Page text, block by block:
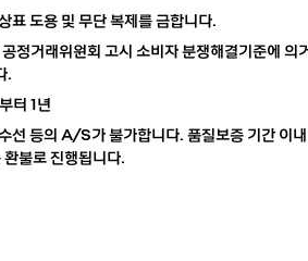
표 도용 및 무단 복제를 금합니다.
정거래위원회 고시 소비자 분쟁해결기준에 의
.
터 1년
선 등의 A/S가 불가합니다. 품질보증 기간 이
불로 진행됩니다.